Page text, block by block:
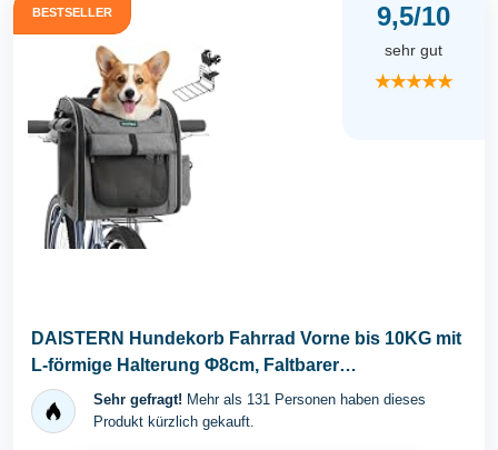
BESTSELLER 9,5/10
sehr gut
★★★★★
DAISTERN Hundekorb Fahrrad Vorne bis 10KG mit
L-förmige Halterung Φ8cm, Faltbarer
Hundefahrradkorb...
Sehr gefragt! Mehr als 131 Personen haben dieses
Produkt kürzlich gekauft.